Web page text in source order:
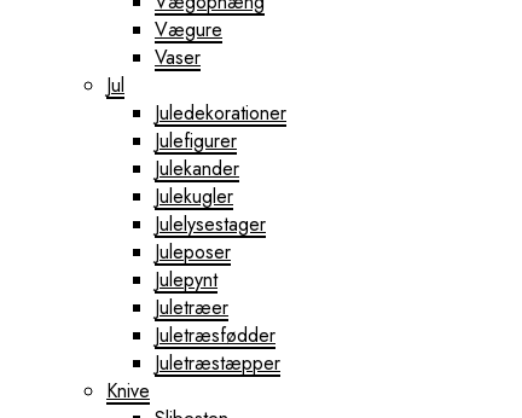
Vægure
Vaser
Jul
Juledekorationer
Julefigurer
Julekander
Julekugler
Julelysestager
Juleposer
Julepynt
Juletræer
Juletræsfødder
Juletræstæpper
Knive